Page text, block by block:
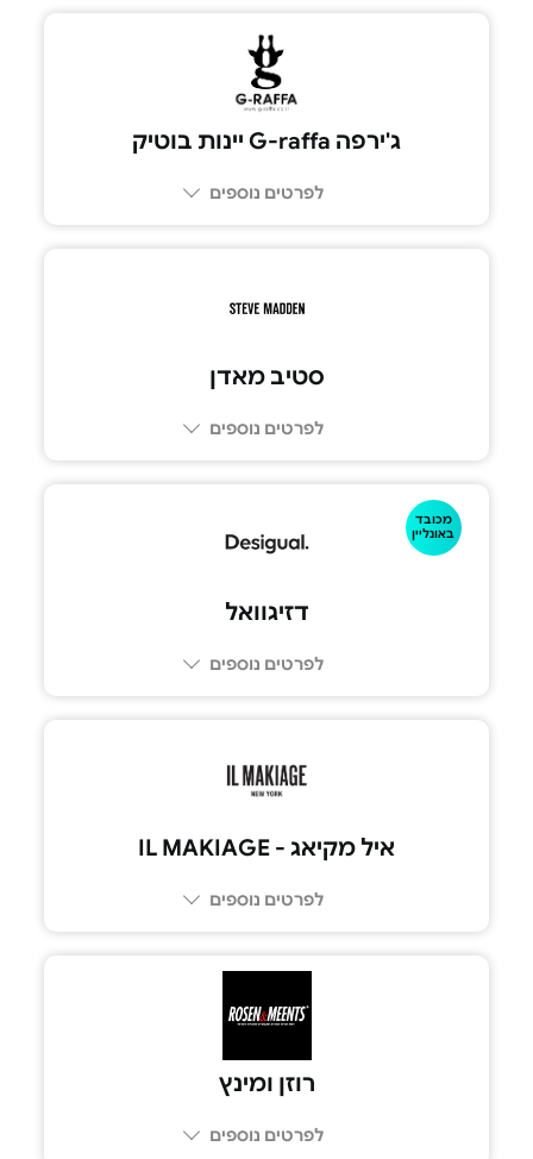
ג'ירפה G-raffa יינות בוטיק
לפרטים נוספים
סטיב מאדן
לפרטים נוספים
מכובד
באונליין
דזיגוואל
לפרטים נוספים
איל מקיאג - IL MAKIAGE
לפרטים נוספים
רוזן ומינץ
לפרטים נוספים